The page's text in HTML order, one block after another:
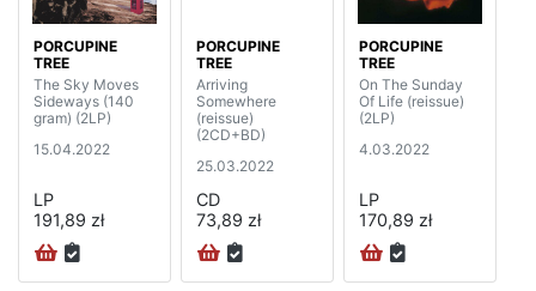
PORCUPINE
TREE
The Sky Moves
Sideways (140
gram) (2LP)
15.04.2022
LP
191,89 zł
PORCUPINE
TREE
Arriving
Somewhere
(reissue)
(2CD+BD)
25.03.2022
CD
73,89 zł
PORCUPINE
TREE
On The Sunday
Of Life (reissue)
(2LP)
4.03.2022
LP
170,89 zł